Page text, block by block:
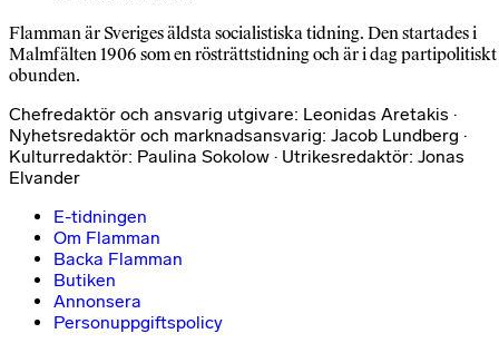
Flamman är Sveriges äldsta socialistiska tidning. Den startades i
Malmfälten 1906 som en rösträttstidning och är i dag partipolitiskt
obunden.
Chefredaktör och ansvarig utgivare: Leonidas Aretakis ·
Nyhetsredaktör och marknadsansvarig: Jacob Lundberg ·
Kulturredaktör: Paulina Sokolow · Utrikesredaktör: Jonas
Elvander
E-tidningen
Om Flamman
Backa Flamman
Butiken
Annonsera
Personuppgiftspolicy